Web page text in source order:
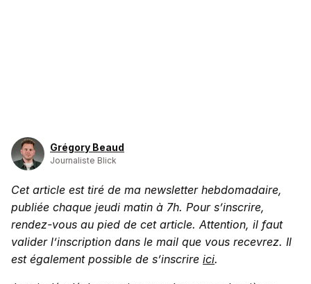
Grégory Beaud
Journaliste Blick
Cet article est tiré de ma newsletter hebdomadaire,
publiée chaque jeudi matin à 7h. Pour s’inscrire,
rendez-vous au pied de cet article. Attention, il faut
valider l’inscription dans le mail que vous recevrez. Il
est également possible de s’inscrire ici.